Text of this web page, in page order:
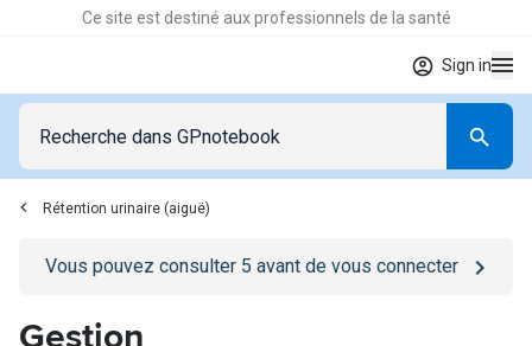
Ce site est destiné aux professionnels de la santé
Sign in
Rétention urinaire (aiguë)
Go to/se-connecterpage
Vous pouvez consulter 5 avant de vous connecter
Gestion